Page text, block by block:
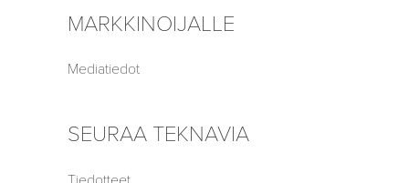
MARKKINOIJALLE
Mediatiedot
SEURAA TEKNAVIA